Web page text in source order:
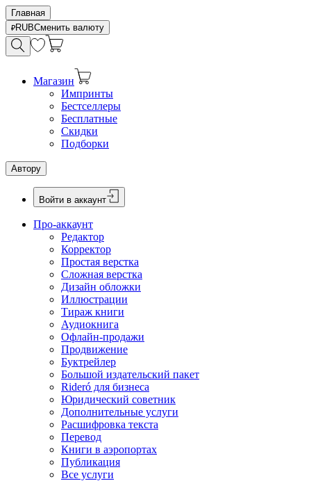
Главная
RUBСменить валюту
Магазин
Импринты
Бестселлеры
Бесплатные
Скидки
Подборки
Автору
Войти в аккаунт
Про-аккаунт
Редактор
Корректор
Простая верстка
Сложная верстка
Дизайн обложки
Иллюстрации
Тираж книги
Аудиокнига
Офлайн-продажи
Продвижение
Буктрейлер
Большой издательский пакет
Rideró для бизнеса
Юридический советник
Дополнительные услуги
Расшифровка текста
Перевод
Книги в аэропортах
Публикация
Все услуги